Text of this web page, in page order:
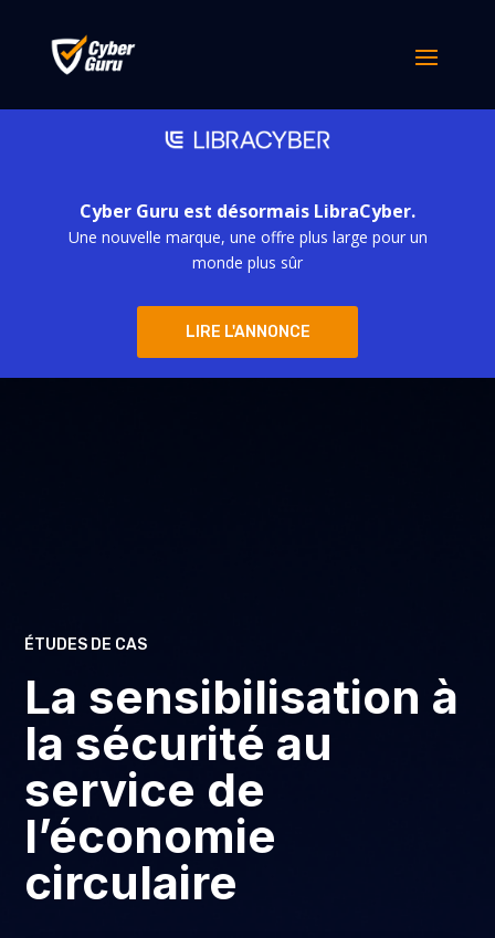
Cyber Guru est désormais LibraCyber.
Une nouvelle marque, une offre plus large pour un
monde plus sûr
LIRE L'ANNONCE
ÉTUDES DE CAS
La sensibilisation à
la sécurité au
service de
l’économie
circulaire